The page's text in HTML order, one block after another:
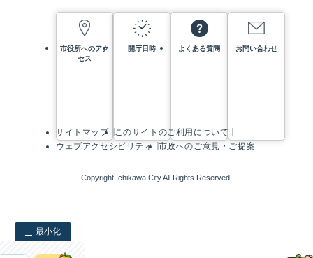
市役所へのアク
セス
開庁日時 よくある質問 お問い合わせ
サイトマップ
このサイトのご利用について
ウェブアクセシビリティ
市政へのご意見・ご提案
Copyright Ichikawa City All Rights Reserved.
最小化